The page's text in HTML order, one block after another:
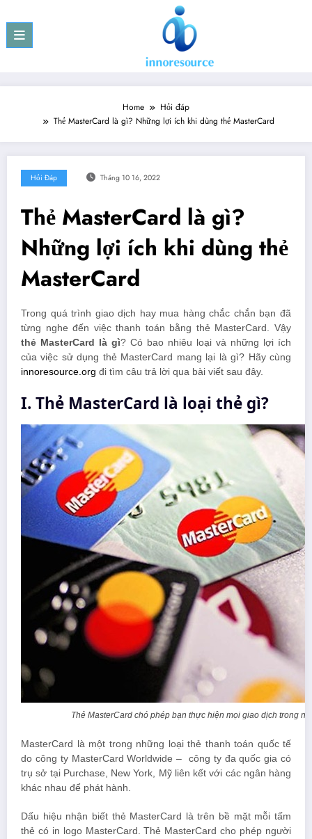
content
Home
Hỏi đáp
Thẻ MasterCard là gì? Những lợi ích khi dùng thẻ MasterCard
Hỏi Đáp Tháng 10 16, 2022
Thẻ MasterCard là gì?
Những lợi ích khi dùng thẻ
MasterCard
Trong quá trình giao dịch hay mua hàng chắc chắn bạn đã
từng nghe đến việc thanh toán bằng thẻ MasterCard. Vậy
thẻ MasterCard là gì? Có bao nhiêu loại và những lợi ích
của việc sử dụng thẻ MasterCard mang lại là gì? Hãy cùng
innoresource.org đi tìm câu trả lời qua bài viết sau đây.
I. Thẻ MasterCard là loại thẻ gì?
Thẻ MasterCard chó phép bạn thực hiện mọi giao dịch trong
MasterCard là một trong những loại thẻ thanh toán quốc tế
do công ty MasterCard Worldwide – công ty đa quốc gia có
trụ sở tại Purchase, New York, Mỹ liên kết với các ngân hàng
khác nhau để phát hành.
Dấu hiệu nhận biết thẻ MasterCard là trên bề mặt mỗi tấm
thẻ có in logo MasterCard. Thẻ MasterCard cho phép người